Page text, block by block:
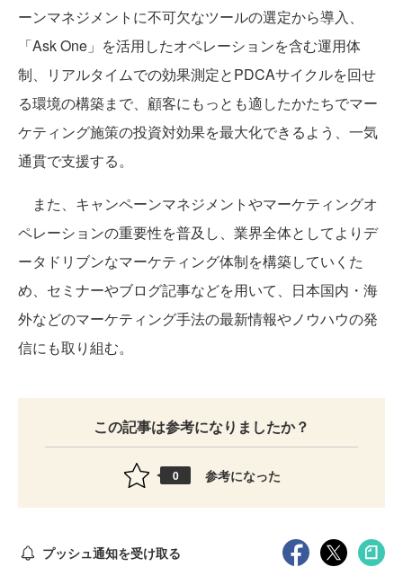
ーンマネジメントに不可欠なツールの選定から導入、
「Ask One」を活用したオペレーションを含む運用体
制、リアルタイムでの効果測定とPDCAサイクルを回せ
る環境の構築まで、顧客にもっとも適したかたちでマー
ケティング施策の投資対効果を最大化できるよう、一気
通貫で支援する。
また、キャンペーンマネジメントやマーケティングオ
ペレーションの重要性を普及し、業界全体としてよりデ
ータドリブンなマーケティング体制を構築していくた
め、セミナーやブログ記事などを用いて、日本国内・海
外などのマーケティング手法の最新情報やノウハウの発
信にも取り組む。
この記事は参考になりましたか？
0 参考になった
プッシュ通知を受け取る